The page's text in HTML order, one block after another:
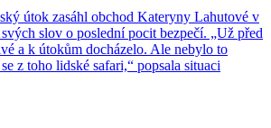
útok zasáhl obchod Kateryny Lahutové v
slov o poslední pocit bezpečí. „Už před
a k útokům docházelo. Ale nebylo to
z toho lidské safari,“ popsala situaci